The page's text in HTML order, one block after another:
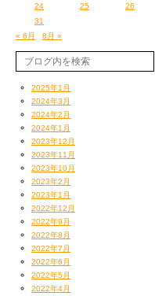
24
25 26
31
« 6月
8月 »
2025年1月
2024年3月
2024年2月
2024年1月
2023年12月
2023年11月
2023年10月
2023年2月
2023年1月
2022年12月
2022年9月
2022年8月
2022年7月
2022年6月
2022年5月
2022年4月